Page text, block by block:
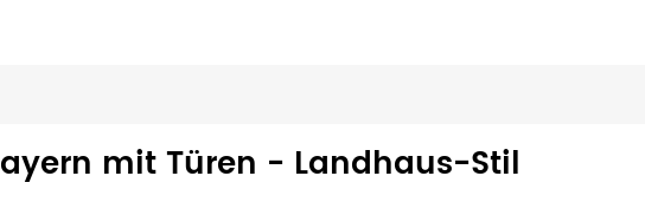
mit Türen - Landhaus-Stil